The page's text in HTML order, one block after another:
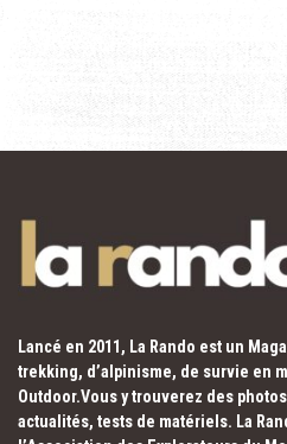
Lancé en 2011, La Rando est un
trekking, d’alpinisme, de survie en
Outdoor.Vous y trouverez des
actualités, tests de matériels. La